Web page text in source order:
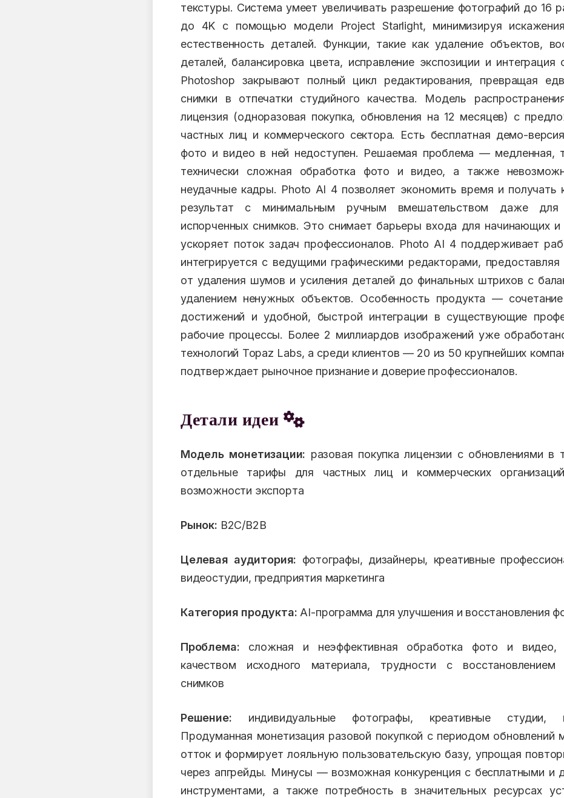
текстуры. Система умеет увеличивать разрешение фотографий до 16
до 4K с помощью модели Project Starlight, минимизируя
естественность деталей. Функции, такие как удаление объектов,
деталей, балансировка цвета, исправление экспозиции и
Photoshop закрывают полный цикл редактирования, превращая
снимки в отпечатки студийного качества. Модель
лицензия (одноразовая покупка, обновления на 12 месяцев) с
частных лиц и коммерческого сектора. Есть бесплатная демо-
фото и видео в ней недоступен. Решаемая проблема — медленная,
технически сложная обработка фото и видео, а также
неудачные кадры. Photo AI 4 позволяет экономить время и получать
результат с минимальным ручным вмешательством даже
испорченных снимков. Это снимает барьеры входа для начинающих и
ускоряет поток задач профессионалов. Photo AI 4 поддерживает
интегрируется с ведущими графическими редакторами, предоставляя
от удаления шумов и усиления деталей до финальных штрихов с
удалением ненужных объектов. Особенность продукта —
достижений и удобной, быстрой интеграции в существующие
рабочие процессы. Более 2 миллиардов изображений уже
технологий Topaz Labs, а среди клиентов — 20 из 50 крупнейших
подтверждает рыночное признание и доверие профессионалов.
Детали идеи
Модель монетизации: разовая покупка лицензии с обновлениями в
отдельные тарифы для частных лиц и коммерческих
возможности экспорта
Рынок: B2C/B2B
Целевая аудитория: фотографы, дизайнеры, креативные
видеостудии, предприятия маркетинга
Категория продукта: AI-программа для улучшения и восстановления
Проблема: сложная и неэффективная обработка фото и
качеством исходного материала, трудности с восстановлением
снимков
Решение: индивидуальные фотографы, креативные студии,
Продуманная монетизация разовой покупкой с периодом обновлений
отток и формирует лояльную пользовательскую базу, упрощая
через апгрейды. Минусы — возможная конкуренция с бесплатными и
инструментами, а также потребность в значительных ресурсах